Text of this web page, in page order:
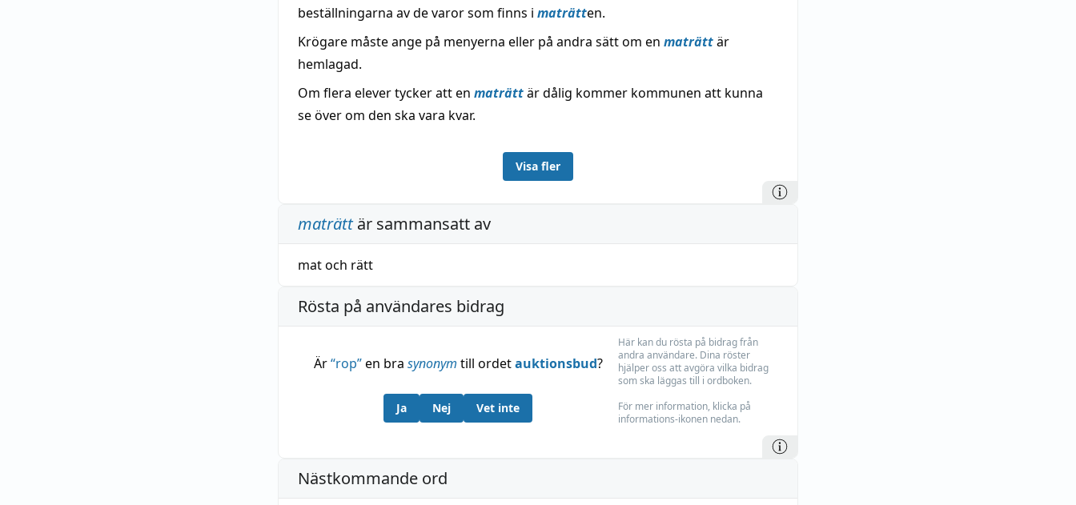
beställningarna av de varor som finns i maträtten.
Krögare måste ange på menyerna eller på andra sätt om en maträttär
hemlagad.
Om flera elever tycker att en maträttär dålig kommer kommunen att kunna
se över om den ska vara kvar.
Visa fler
maträttär sammansatt av
matoch rätt
Rösta på användares bidrag
Är“rop”en bra synonym till ordetauktionsbud?
Ja Nej Vet inte
Här kan du rösta på bidrag från
andra användare. Dina röster
hjälper oss att avgöra vilka bidrag
som ska läggas till i ordboken.
För mer information, klicka på
informations-ikonen nedan.
Nästkommande ord